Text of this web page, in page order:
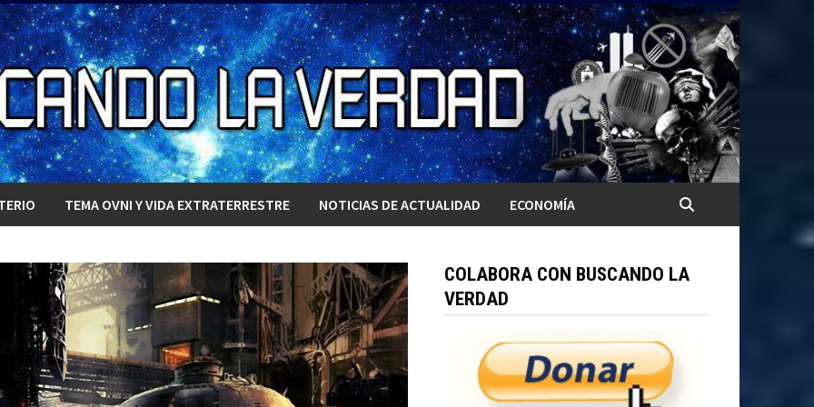
TEMA OVNI Y VIDA EXTRATERRESTRE NOTICIAS DE ACTUALIDAD ECONOMÍA
COLABORA CON BUSCANDO LA
VERDAD